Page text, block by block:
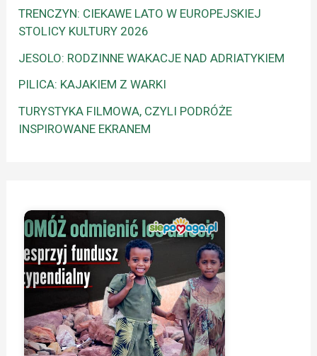
TRENCZYN: CIEKAWE LATO W EUROPEJSKIEJ
STOLICY KULTURY 2026
JESOLO: RODZINNE WAKACJE NAD ADRIATYKIEM
PILICA: KAJAKIEM Z WARKI
TURYSTYKA FILMOWA, CZYLI PODRÓŻE
INSPIROWANE EKRANEM